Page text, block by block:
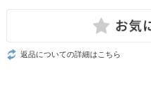
返品についての詳細はこちら